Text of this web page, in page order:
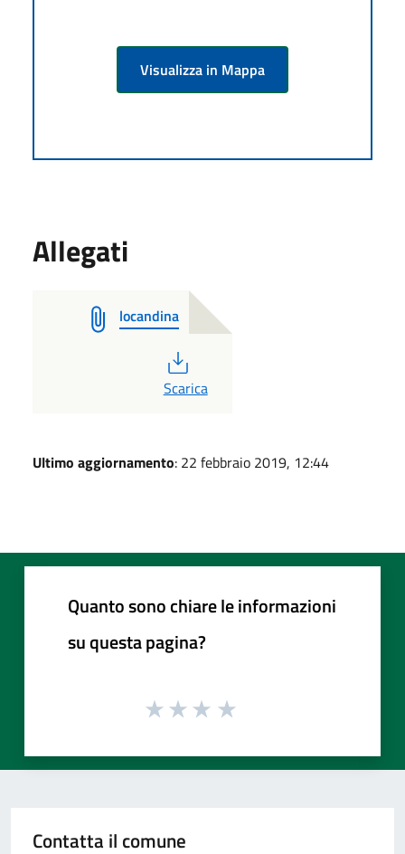
Visualizza in Mappa
Allegati
locandina
PDF
Scarica
Ultimo aggiornamento: 22 febbraio 2019, 12:44
Quanto sono chiare le informazioni
su questa pagina?
Contatta il comune